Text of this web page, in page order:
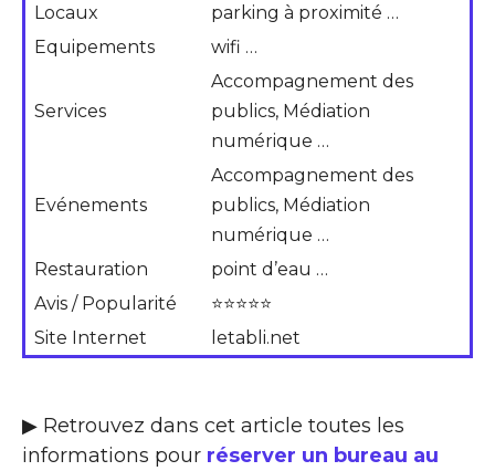
Locaux
parking à proximité …
Equipements
wifi …
Services
Accompagnement des
publics, Médiation
numérique …
Evénements
Accompagnement des
publics, Médiation
numérique …
Restauration
point d’eau …
Avis / Popularité
⭐⭐⭐⭐⭐
Site Internet
letabli.net
▶ Retrouvez dans cet article toutes les
informations pour réserver un bureau au